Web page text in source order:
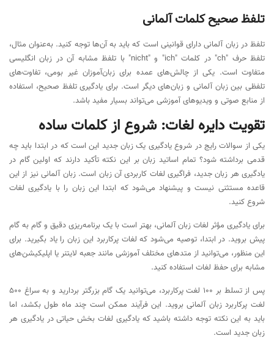
تلفظ صحیح کلمات آلمانی
تلفظ در زبان آلمانی دارای قوانینی است که باید به آن‌ها توجه کنید. به‌عنوان مثال،
تلفظ حرف "ch" در کلمات "ich" و "nicht" با تلفظ مشابه آن در زبان انگلیسی
متفاوت است. یکی از چالش‌های عمده برای زبان‌آموزان غیر بومی، تفاوت‌های
تلفظی بین زبان آلمانی و زبان‌های دیگر است. برای یادگیری تلفظ صحیح، استفاده
از منابع صوتی و ویدیوهای آموزشی می‌تواند بسیار مفید باشد.
تقویت دایره لغات: شروع از کلمات ساده
یکی از سوالات رایج در شروع یادگیری یک زبان جدید این است که در ابتدا باید چه
قدمی برداشته شود؟ تمام اساتید زبان بر این نکته تأکید دارند که اولین گام در
یادگیری هر زبان جدید، فراگیری لغات کاربردی آن زبان است. زبان آلمانی نیز از این
قاعده مستثنی نیست و پیشنهاد می‌شود که ابتدا این زبان را با یادگیری لغات
شروع کنید.
برای یادگیری مؤثر لغات زبان آلمانی، بهتر است با یک برنامه‌ریزی دقیق و گام به گام
پیش بروید. در ابتدا، توصیه می‌شود که لغات پرکاربرد این زبان را یاد بگیرید. برای
این منظور، می‌توانید از متدهای مختلف آموزشی مانند جعبه لایتنر یا اپلیکیشن‌های
مشابه برای حفظ لغات استفاده کنید.
پس از تسلط بر ۱۰۰ لغت پرکاربرد، می‌توانید یک گام بزرگتر بردارید و به سراغ ۵۰۰
لغت پرکاربرد زبان آلمانی بروید. این فرآیند ممکن است چند ماه طول بکشد، اما
باید به این نکته توجه داشته باشید که یادگیری لغات بخش حیاتی در یادگیری هر
زبان جدید است.